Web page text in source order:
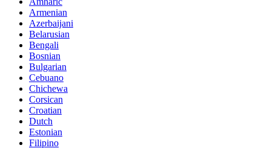
Armenian
Azerbaijani
Belarusian
Bengali
Bosnian
Bulgarian
Cebuano
Chichewa
Corsican
Croatian
Dutch
Estonian
Filipino